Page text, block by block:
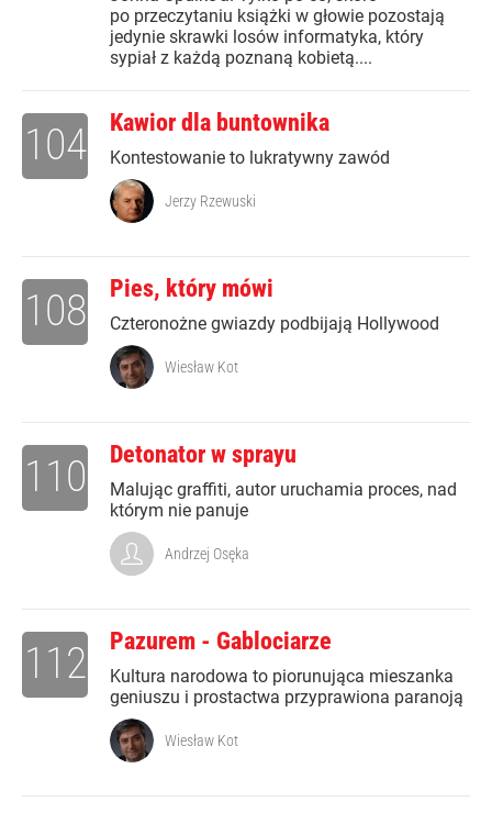
po przeczytaniu książki w głowie pozostają
jedynie skrawki losów informatyka, który
sypiał z każdą poznaną kobietą....
Kawior dla buntownika
Kontestowanie to lukratywny zawód
104
Jerzy Rzewuski
Pies, który mówi
Czteronożne gwiazdy podbijają Hollywood
108
Wiesław Kot
Detonator w sprayu
Malując graffiti, autor uruchamia proces, nad
którym nie panuje
110
Andrzej Osęka
Pazurem - Gablociarze
Kultura narodowa to piorunująca mieszanka
geniuszu i prostactwa przyprawiona paranoją
112
Wiesław Kot